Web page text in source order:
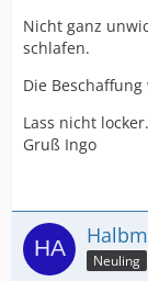
Nicht ganz
schlafen.
Die
Lass nicht locker.
Gruß Ingo
Neuling